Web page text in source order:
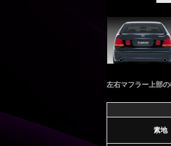
左右マフラー上部
素地